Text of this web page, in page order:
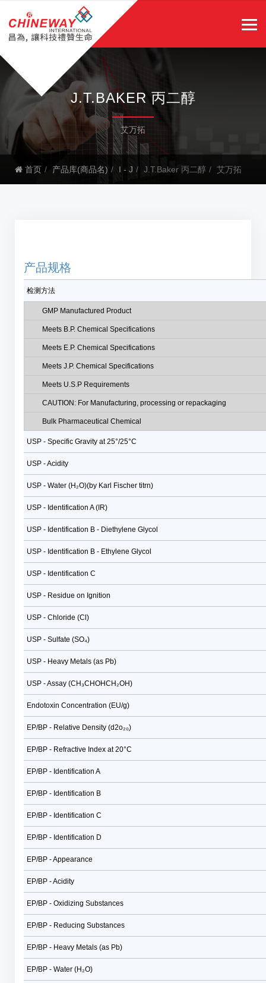
J.T.BAKER 丙二醇
艾万拓
首页 产品库(商品名) I - J J.T.Baker 丙二醇 艾万拓
产品规格
检测方法
GMP Manufactured Product
Meets B.P. Chemical Specifications
Meets E.P. Chemical Specifications
Meets J.P. Chemical Specifications
Meets U.S.P Requirements
CAUTION: For Manufacturing, processing or repackaging
Bulk Pharmaceutical Chemical
USP - Specific Gravity at 25°/25°C
USP - Acidity
USP - Water (H₂O)(by Karl Fischer titrn)
USP - Identification A (IR)
USP - Identification B - Diethylene Glycol
USP - Identification B - Ethylene Glycol
USP - Identification C
USP - Residue on Ignition
USP - Chloride (Cl)
USP - Sulfate (SO₄)
USP - Heavy Metals (as Pb)
USP - Assay (CH₃CHOHCH₂OH)
Endotoxin Concentration (EU/g)
EP/BP - Relative Density (d2o₂₀)
EP/BP - Refractive Index at 20°C
EP/BP - Identification A
EP/BP - Identification B
EP/BP - Identification C
EP/BP - Identification D
EP/BP - Appearance
EP/BP - Acidity
EP/BP - Oxidizing Substances
EP/BP - Reducing Substances
EP/BP - Heavy Metals (as Pb)
EP/BP - Water (H₂O)